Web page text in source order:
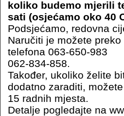
koliko budemo mjerili
sati (osjećamo oko 40
Podsjećamo, redovna
Naručiti je možete
telefona 063-650-983
062-834-858.
Također, ukoliko želite
dodatno zaraditi,
15 radnih mjesta.
Detalje pogledajte na